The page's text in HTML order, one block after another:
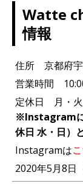
Watte
情報
住所 京都府宇
営業時間
定休日 月・火
※Instagramに
休日 水・日）
Instagramは
2020年5月8日